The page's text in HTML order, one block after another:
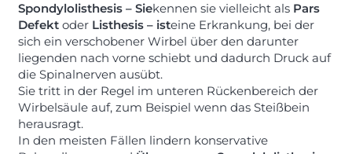
Spondylolisthesis – Siekennen sie vielleicht als Pars
Defektoder Listhesis – isteine Erkrankung, bei der
sich ein verschobener Wirbel über den darunter
liegenden nach vorne schiebt und dadurch Druck auf
die Spinalnerven ausübt.
Sie tritt in der Regel im unteren Rückenbereich der
Wirbelsäule auf, zum Beispiel wenn das Steißbein
herausragt.
In den meisten Fällen lindern konservative